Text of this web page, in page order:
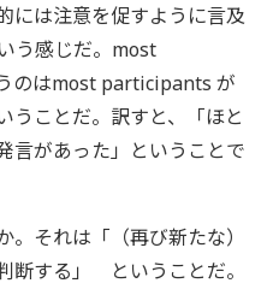
には注意を促すように言及
う感じだ。most
のはmost participants が
ことだ。訳すと、「ほと
言があった」ということで
それは「（再び新たな）
断する」 ということだ。